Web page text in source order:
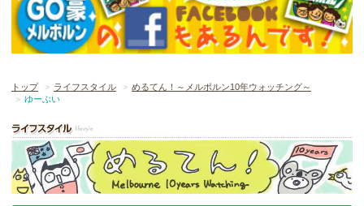
トップ ライフスタイル
めるてん！～メルボルン10年ウォッチング～
ゆーぶい